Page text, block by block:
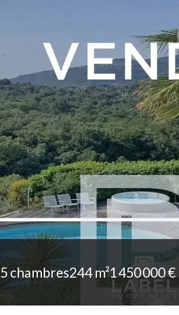
5 chambres244 m²1 450 000 €